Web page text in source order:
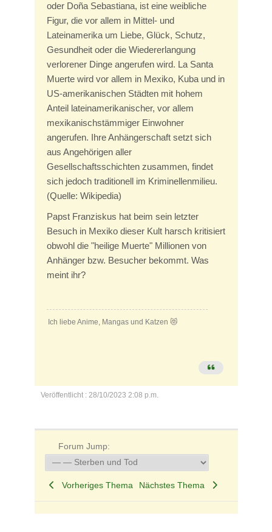
oder Doña Sebastiana, ist eine weibliche
Figur, die vor allem in Mittel- und
Lateinamerika um Liebe, Glück, Schutz,
Gesundheit oder die Wiedererlangung
verlorener Dinge angerufen wird. La Santa
Muerte wird vor allem in Mexiko, Kuba und in
US-amerikanischen Städten mit hohem
Anteil lateinamerikanischer, vor allem
mexikanischstämmiger Einwohner
angerufen. Ihre Anhängerschaft setzt sich
aus Angehörigen aller
Gesellschaftsschichten zusammen, findet
sich jedoch traditionell im Kriminellenmilieu.
(Quelle: Wikipedia)
Papst Franziskus hat beim sein letzter
Besuch in Mexiko dieser Kult harsch kritisiert
obwohl die "heilige Muerte" Millionen von
Anhänger bzw. Besucher bekommt. Was
meint ihr?
Ich liebe Anime, Mangas und Katzen 😻
Veröffentlicht : 28/10/2023 2:08 p.m.
Forum Jump:
Vorheriges Thema Nächstes Thema